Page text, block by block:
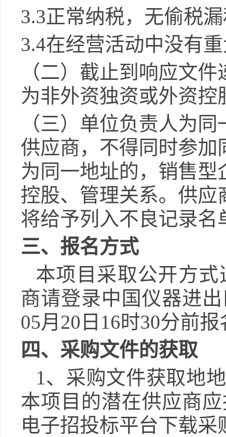
3.3正常纳税，无偷税
3.4在经营活动中没有
（二）截止到响应文
为非外资独资或外资
（三）单位负责人为
供应商，不得同时参
为同一地址的，销售
控股、管理关系。供
将给予列入不良记录名
三、报名方式
本项目采取公开方
商请登录中国仪器进
05月20日16时30分前报
四、采购文件的获取
1、采购文件获取地
本项目的潜在供应商
电子招投标平台下载采